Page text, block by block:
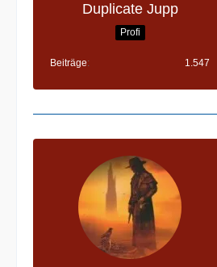
Duplicate Jupp
Profi
Beiträge 1.547